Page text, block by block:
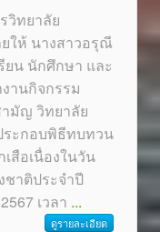
วิทยาลัย
ให้ นางสาวอรุณี
น นักศึกษา และ
านกิจกรรม
มัญ วิทยาลัย
ระกอบพิธีทบทวน
สือเนื่องในวัน
าติประจำปี
เวลา ...
ดูรายละเอียด